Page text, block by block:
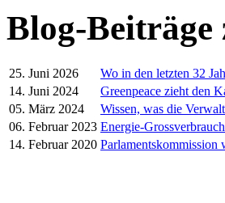
Blog-
25. Juni 2026
Wo in den letzten 32
14. Juni 2024
Greenpeace zieht den
05. März 2024
Wissen, was die
06. Februar 2023 Energie-
14. Februar 2020